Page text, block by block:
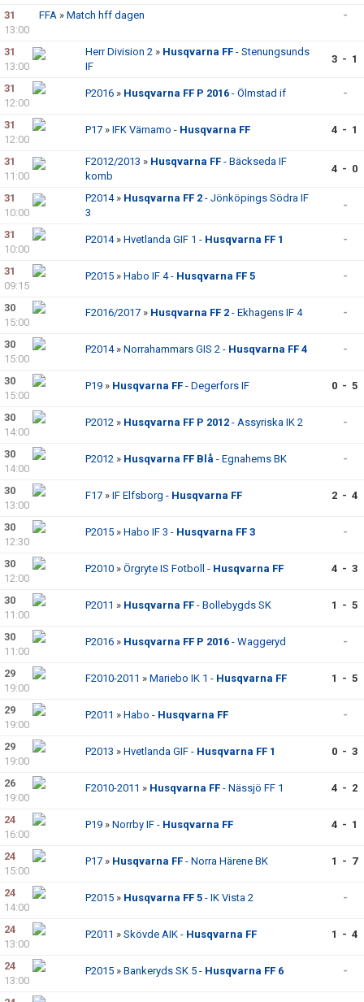
31
13:00
FFA » Match hff dagen -
31
13:00
Herr Division 2 » Husqvarna FF - Stenungsunds
IF
3 - 1
31
12:00
P2016 » Husqvarna FF P 2016 - Ölmstad if -
31
12:00
P17 » IFK Värnamo - Husqvarna FF 4 - 1
31
11:00
F2012/2013 » Husqvarna FF - Bäckseda IF
komb
4 - 0
31
10:00
P2014» Husqvarna FF 2 - Jönköpings Södra IF
3
-
31
10:00
P2014» Hvetlanda GIF 1 - Husqvarna FF 1 -
31
09:15
P2015 » Habo IF 4 - Husqvarna FF 5 -
30
15:00
F2016/2017 » Husqvarna FF 2 - Ekhagens IF 4 -
30
15:00
P2014» Norrahammars GIS 2 - Husqvarna FF 4 -
30
15:00
P19 » Husqvarna FF - Degerfors IF 0 - 5
30
14:00
P2012 » Husqvarna FF P 2012 - Assyriska IK 2 -
30
14:00
P2012 » Husqvarna FF Blå - Egnahems BK -
30
13:00
F17 » IF Elfsborg - Husqvarna FF 2 - 4
30
12:30
P2015 » Habo IF 3 - Husqvarna FF 3 -
30
12:00
P2010 » Örgryte IS Fotboll - Husqvarna FF 4 - 3
30
11:00
P2011 » Husqvarna FF - Bollebygds SK 1 - 5
30
11:00
P2016 » Husqvarna FF P 2016 - Waggeryd -
29
19:00
F2010-2011 » Mariebo IK 1 - Husqvarna FF 1 - 5
29
19:00
P2011 » Habo - Husqvarna FF -
29
19:00
P2013 » Hvetlanda GIF - Husqvarna FF 1 0 - 3
26
19:00
F2010-2011 » Husqvarna FF - Nässjö FF 1 4 - 2
24
16:00
P19 » Norrby IF - Husqvarna FF 4 - 1
24
15:00
P17 » Husqvarna FF - Norra Härene BK 1 - 7
24
14:00
P2015 » Husqvarna FF 5 - IK Vista 2 -
24
13:00
P2011 » Skövde AIK - Husqvarna FF 1 - 4
24
13:00
P2015 » Bankeryds SK 5 - Husqvarna FF 6 -